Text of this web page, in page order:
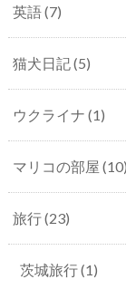
英語(7)
猫犬日記(5)
ウクライナ (1)
マリコの部屋 (10)
旅行(23)
茨城旅行(1)